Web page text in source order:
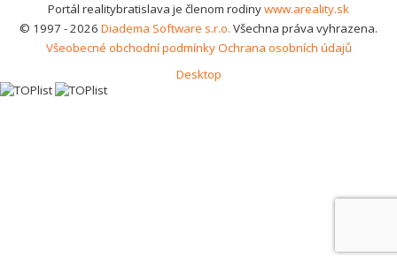
Portál realitybratislava je členom rodinywww.areality.sk
© 1997 - 2026 Diadema Software s.r.o. Všechna práva vyhrazena.
Všeobecné obchodní podmínkyOchrana osobních údajů
Desktop